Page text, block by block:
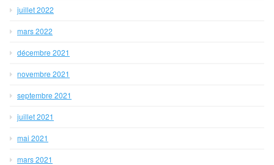
juillet 2022
mars 2022
décembre 2021
novembre 2021
septembre 2021
juillet 2021
mai 2021
mars 2021